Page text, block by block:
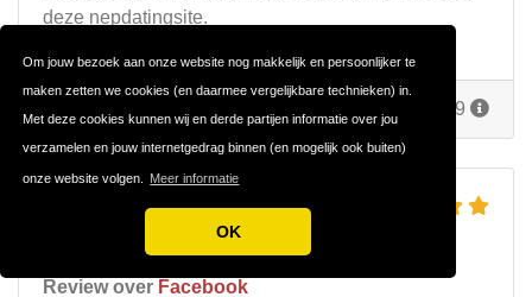
Om jouw bezoek aan onze website nog makkelijk en persoonlijker te
maken zetten we cookies (en daarmee vergelijkbare technieken) in.
Met deze cookies kunnen wij en derde partijen informatie over jou
verzamelen en jouw internetgedrag binnen (en mogelijk ook buiten)
onze website volgen. Meer informatie
OK
deze nepdatingsite.
op 20 juni 2019
FACEBOOK DATING
DIT KAN JE VERWACHTEN
Review over Facebook